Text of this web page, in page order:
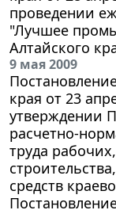
проведении
"Лучшее
Алтайского
9 мая 2009
края от 23
утверждении
расчетно-
труда
средств